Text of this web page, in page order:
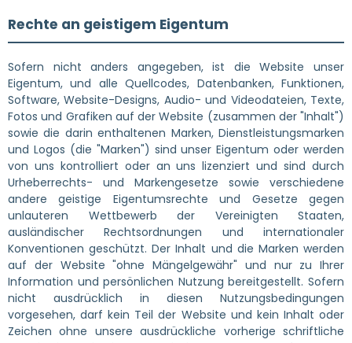
Rechte an geistigem Eigentum
Sofern nicht anders angegeben, ist die Website unser
Eigentum, und alle Quellcodes, Datenbanken, Funktionen,
Software, Website-Designs, Audio- und Videodateien, Texte,
Fotos und Grafiken auf der Website (zusammen der "Inhalt")
sowie die darin enthaltenen Marken, Dienstleistungsmarken
und Logos (die "Marken") sind unser Eigentum oder werden
von uns kontrolliert oder an uns lizenziert und sind durch
Urheberrechts- und Markengesetze sowie verschiedene
andere geistige Eigentumsrechte und Gesetze gegen
unlauteren Wettbewerb der Vereinigten Staaten,
ausländischer Rechtsordnungen und internationaler
Konventionen geschützt. Der Inhalt und die Marken werden
auf der Website "ohne Mängelgewähr" und nur zu Ihrer
Information und persönlichen Nutzung bereitgestellt. Sofern
nicht ausdrücklich in diesen Nutzungsbedingungen
vorgesehen, darf kein Teil der Website und kein Inhalt oder
Zeichen ohne unsere ausdrückliche vorherige schriftliche